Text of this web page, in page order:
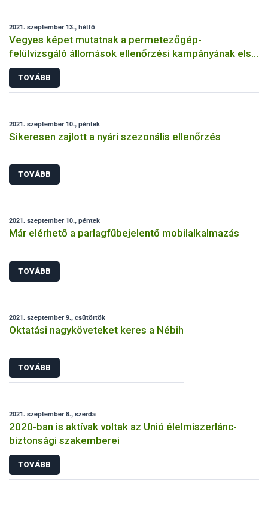
2021. szeptember 13., hétfő
Vegyes képet mutatnak a permetezőgép-
felülvizsgáló állomások ellenőrzési kampányának első
eredményei
TOVÁBB
2021. szeptember 10., péntek
Sikeresen zajlott a nyári szezonális ellenőrzés
TOVÁBB
2021. szeptember 10., péntek
Már elérhető a parlagfűbejelentő mobilalkalmazás
TOVÁBB
2021. szeptember 9., csütörtök
Oktatási nagyköveteket keres a Nébih
TOVÁBB
2021. szeptember 8., szerda
2020-ban is aktívak voltak az Unió élelmiszerlánc-
biztonsági szakemberei
TOVÁBB